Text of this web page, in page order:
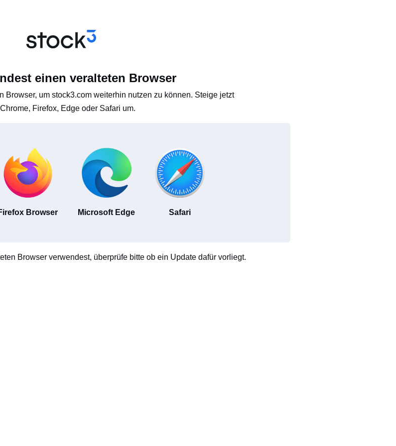
einen veralteten Browser
Browser, um stock3.com weiterhin nutzen zu können. Steige jetzt
Firefox, Edge oder Safari um.
Browser Microsoft Edge Safari
Browser verwendest, überprüfe bitte ob ein Update dafür vorliegt.